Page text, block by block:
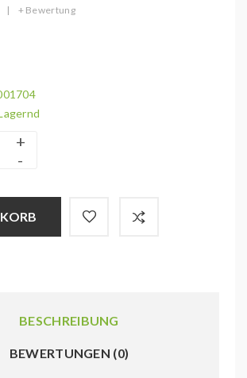
| + Bewertung
BESCHREIBUNG
BEWERTUNGEN (0)